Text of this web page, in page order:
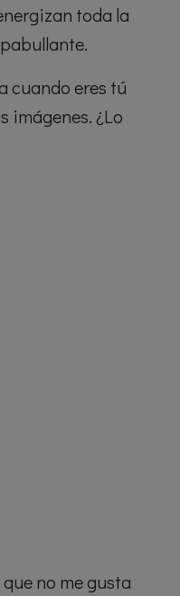
toda la
cuando eres tú
imágenes. ¿Lo
no me gusta